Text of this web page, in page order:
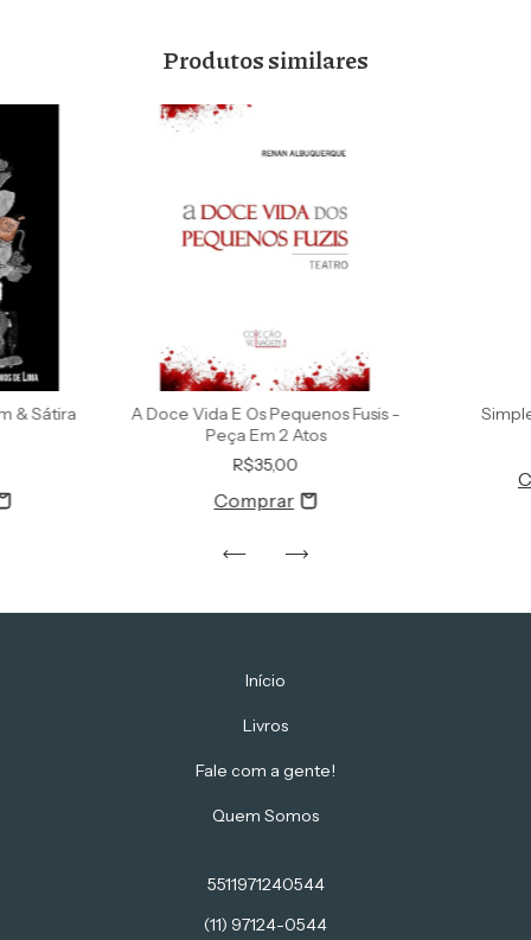
Produtos similares
& Sátira
A Doce Vida E Os Pequenos Fusis -
Peça Em 2 Atos
R$35,00
Início
Livros
Fale com a gente!
Quem Somos
5511971240544
(11) 97124-0544